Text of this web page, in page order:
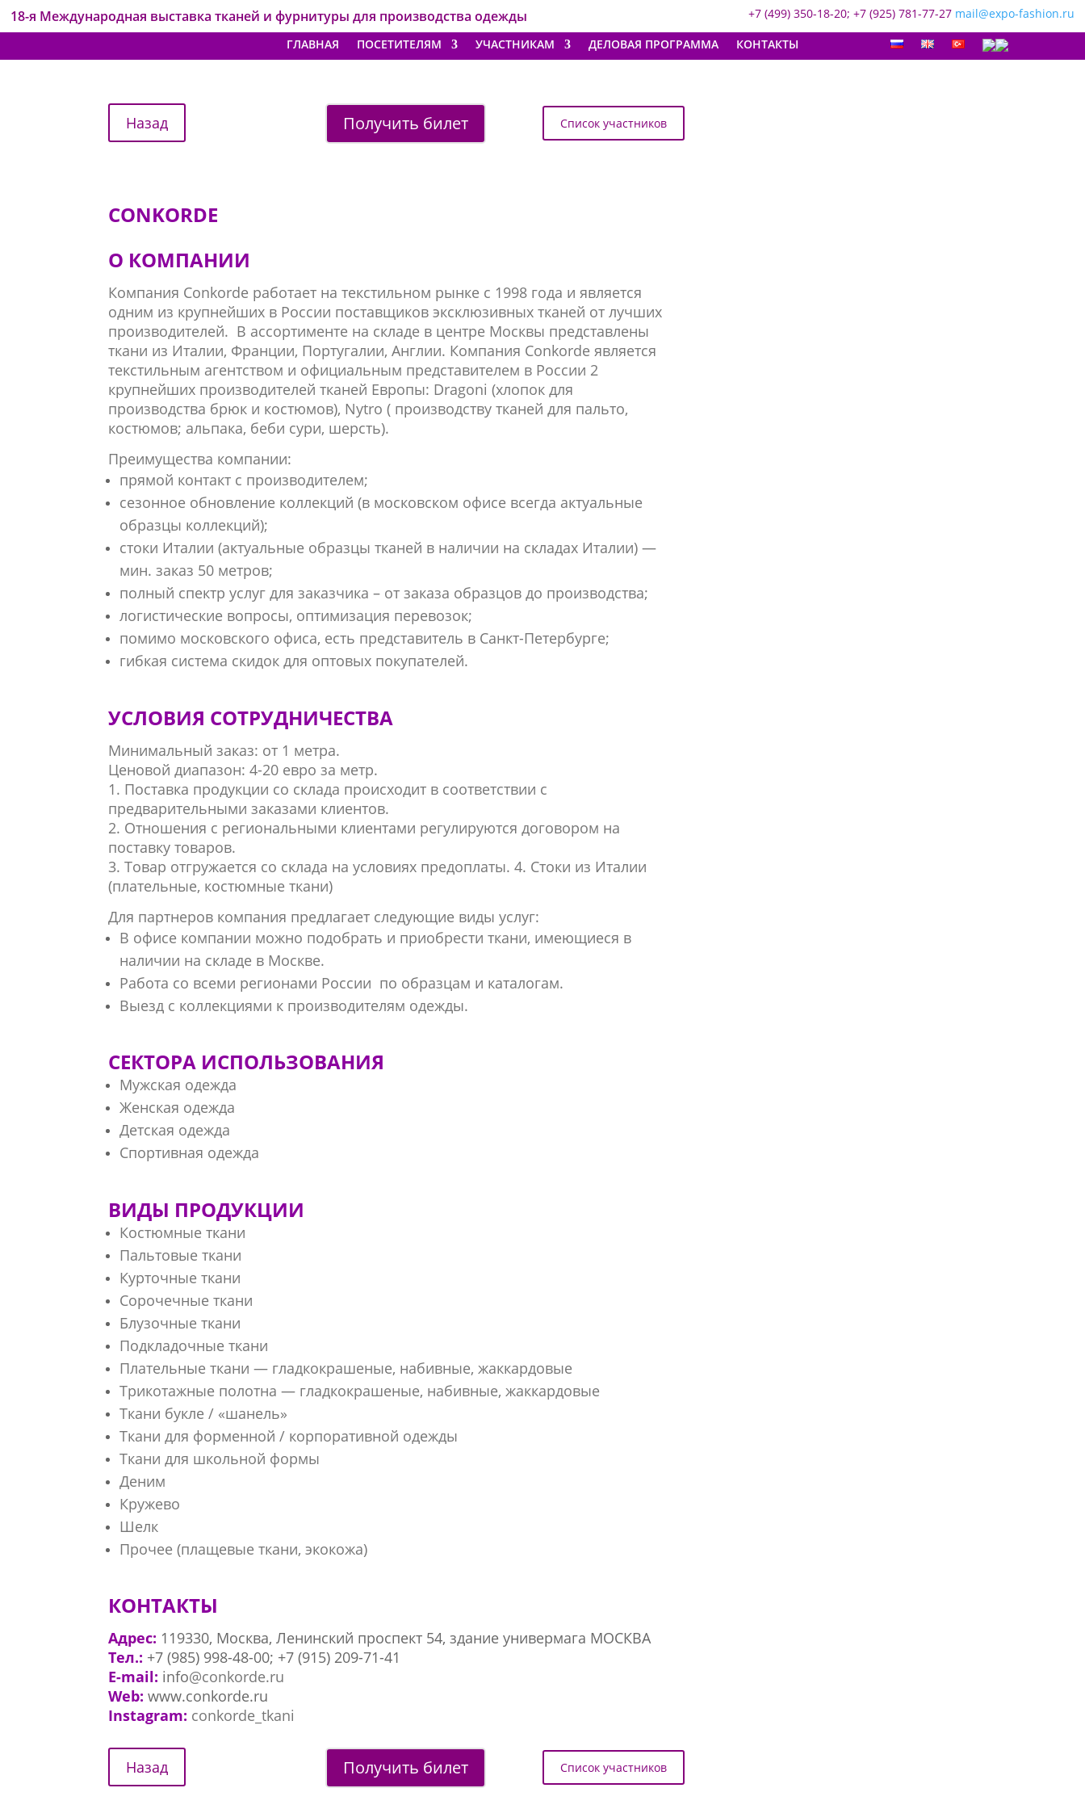
18-я Международная выставка тканей и фурнитуры для производства одежды +7 (499) 350-18-20; +7 (925) 781-77-27 mail@expo-fashion.ru
ГЛАВНАЯ
ПОСЕТИТЕЛЯМ УЧАСТНИКАМ ДЕЛОВАЯ ПРОГРАММА КОНТАКТЫ
Получить билет Список участников
CONKORDE
О КОМПАНИИ
Компания Conkorde работает на текстильном рынке с 1998 года и является
одним из крупнейшиx в России поставщиков эксклюзивных тканей от лучших
производителей. В ассортименте на складе в центре Москвы представлены
ткани из Италии, Франции, Португалии, Англии. Компания Conkorde является
текстильным агентством и официальным представителем в России 2
крупнейших производителей тканей Европы: Dragoni (хлопок для
производства брюк и костюмов), Nytro ( производству тканей для пальто,
костюмов; альпака, беби сури, шерсть).
Преимущества компании:
прямой контакт с производителем;
сезонное обновление коллекций (в московском офисе всегда актуальные
образцы коллекций);
стоки Италии (актуальные образцы тканей в наличии на складах Италии) —
мин. заказ 50 метров;
полный спектр услуг для заказчика – от заказа образцов до производства;
логистические вопросы, оптимизация перевозок;
помимо московского офиса, есть представитель в Санкт-Петербурге;
гибкая система скидок для оптовых покупателей.
УСЛОВИЯ СОТРУДНИЧЕСТВА
Минимальный заказ: от 1 метра.
Ценовой диапазон: 4-20 евро за метр.
1. Поставка продукции со склада происходит в соответствии с
предварительными заказами клиентов.
2. Отношения с региональными клиентами регулируются договором на
поставку товаров.
3. Товар отгружается со склада на условиях предоплаты. 4. Стоки из Италии
(плательные, костюмные ткани)
Для партнеров компания предлагает следующие виды услуг:
В офисе компании можно подобрать и приобрести ткани, имеющиеся в
наличии на складе в Москве.
Работа со всеми регионами России по образцам и каталогам.
Выезд с коллекциями к производителям одежды.
СЕКТОРА ИСПОЛЬЗОВАНИЯ
Мужская одежда
Женская одежда
Детская одежда
Спортивная одежда
ВИДЫ ПРОДУКЦИИ
Костюмные ткани
Пальтовые ткани
Курточные ткани
Сорочечные ткани
Блузочные ткани
Подкладочные ткани
Плательные ткани — гладкокрашеные, набивные, жаккардовые
Трикотажные полотна — гладкокрашеные, набивные, жаккардовые
Ткани букле / «шанель»
Ткани для форменной / корпоративной одежды
Ткани для школьной формы
Деним
Кружево
Шелк
Прочее (плащевые ткани, экокожа)
КОНТАКТЫ
Адрес: 119330, Москва, Ленинский проспект 54, здание универмага МОСКВА​
Тел.: +7 (985) 998-48-00; +7 (915) 209-71-41
E-mail: info@conkorde.ru
Web:www.conkorde.ru
Instagram: conkorde_tkani
Получить билет Список участников